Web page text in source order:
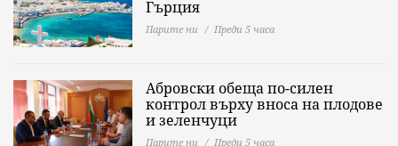
Гърция
Парите ни Преди 5 часа
Абровски обеща по-силен
контрол върху вноса на плодове
и зеленчуци
Парите ни Преди 5 часа